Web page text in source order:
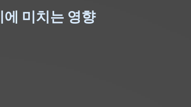
미치는 영향